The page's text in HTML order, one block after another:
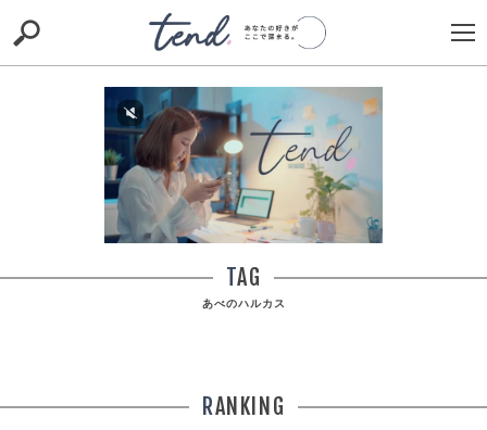
お出かけ original RECOMMED
nordot RECOMMEND ARENA
00:00/00:30
TAG
あべのハルカス
RANKING